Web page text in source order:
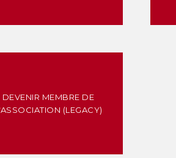
DEVENIR MEMBRE DE
(LEGACY)